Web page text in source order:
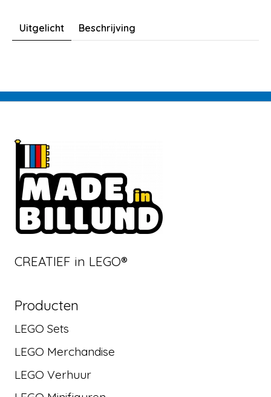
Uitgelicht Beschrijving
CREATIEF in LEGO®
Producten
LEGO Sets
LEGO Merchandise
LEGO Verhuur